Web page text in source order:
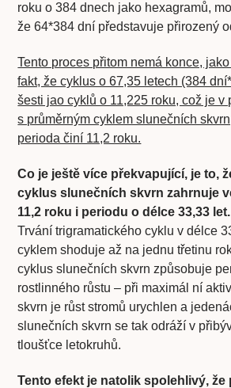
roku o 384 dnech jako hexagramů,
že 64*384 dní představuje přirozený
Tento proces přitom nemá konce,
fakt, že cyklus o 67,35 letech (384
šesti jao cyklů o 11,225 roku, což je v
s průměrným cyklem slunečních
perioda činí 11,2 roku.
Co je ještě více překvapující, je to,
cyklus slunečních skvrn zahrnuje
11,2 roku i periodu o délce 33,33 let.
Trvání trigramatického cyklu v délce
cyklem shoduje až na jednu třetinu
cyklus slunečních skvrn způsobuje
rostlinného růstu – při maximál­ ní
skvrn je růst stromů urychlen a
slunečních skvrn se tak odráží v
tloušťce letokruhů.
Tento efekt je natolik spolehlivý, že